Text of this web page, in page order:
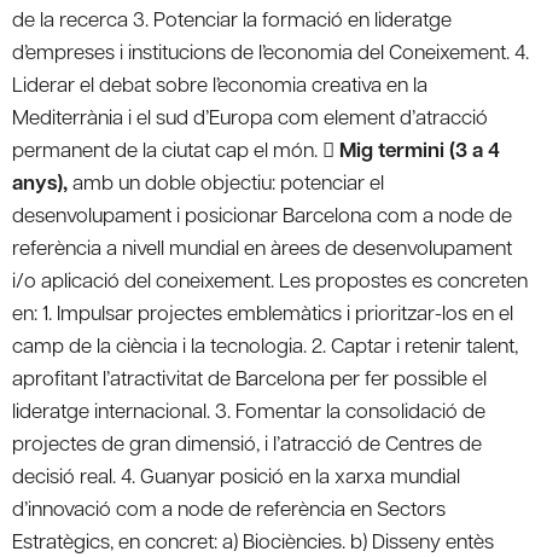
de la recerca 3. Potenciar la formació en lideratge
d’empreses i institucions de l’economia del Coneixement. 4.
Liderar el debat sobre l’economia creativa en la
Mediterrània i el sud d’Europa com element d’atracció
permanent de la ciutat cap el món.  Mig termini (3 a 4
anys),amb un doble objectiu: potenciar el
desenvolupament i posicionar Barcelona com a node de
referència a nivell mundial en àrees de desenvolupament
i/o aplicació del coneixement. Les propostes es concreten
en:1. Impulsar projectes emblemàtics i prioritzar-los en el
camp de la ciència i la tecnologia. 2. Captar i retenir talent,
aprofitant l’atractivitat de Barcelona per fer possible el
lideratge internacional. 3. Fomentar la consolidació de
projectes de gran dimensió, i l’atracció de Centres de
decisió real. 4. Guanyar posició en la xarxa mundial
d’innovació com a node de referència en Sectors
Estratègics, en concret:a) Biociències. b) Disseny entès